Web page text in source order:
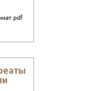
pdf